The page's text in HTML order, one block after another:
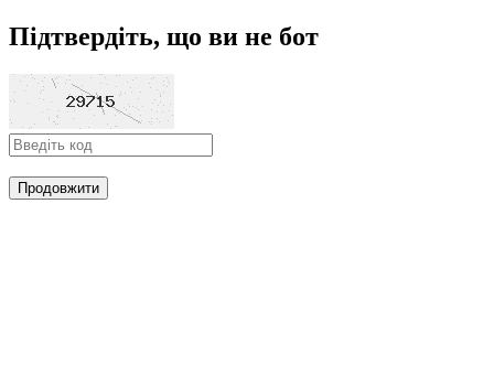
Підтвердіть, що ви не бот
Продовжити